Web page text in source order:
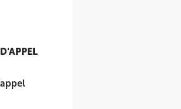
accompagnées des pièces
non bâtis propriété de l'AGERFA
de l'exercice 2025.